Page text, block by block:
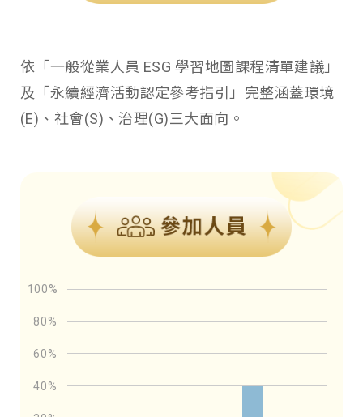
依「一般從業人員 ESG 學習地圖課程清單建議」
及「永續經濟活動認定參考指引」完整涵蓋環境
(E)、社會(S)、治理(G)三大面向。